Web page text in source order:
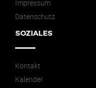
Impressum
Datenschutz
SOZIALES
Kontakt
Kalender